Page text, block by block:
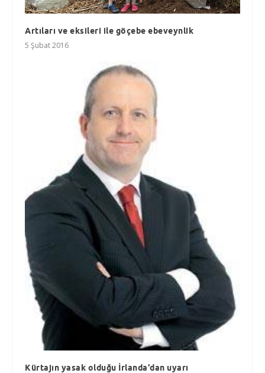
Artıları ve eksileri ile göçebe ebeveynlik
5 Şubat 2016
Kürtajın yasak olduğu İrlanda'dan uyarı